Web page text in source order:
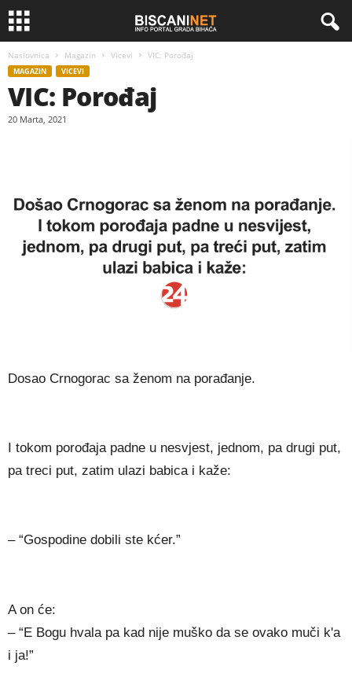
Naslovnica Magazin Vicevi VIC: Porođaj
MAGAZIN VICEVI
VIC: Porođaj
20 Marta, 2021
Dosao Crnogorac sa ženom na porađanje.
I tokom porođaja padne u nesvjest, jednom, pa drugi put,
pa treci put, zatim ulazi babica i kaže:
– “Gospodine dobili ste kćer.”
A on će:
– “E Bogu hvala pa kad nije muško da se ovako muči k'a
i ja!”